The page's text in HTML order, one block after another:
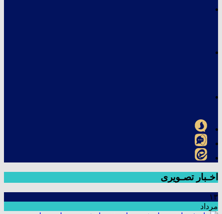
اخـبار تصـویری
۱۳
مرداد